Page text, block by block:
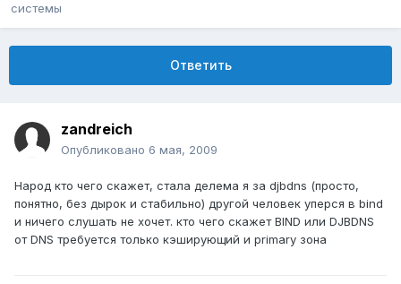
системы
Ответить
zandreich
Опубликовано 6 мая, 2009
Народ кто чего скажет, стала делема я за djbdns (просто,
понятно, без дырок и стабильно) другой человек уперся в bind
и ничего слушать не хочет. кто чего скажет BIND или DJBDNS
от DNS требуется только кэширующий и primary зона